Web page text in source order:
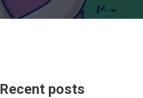
Recent posts